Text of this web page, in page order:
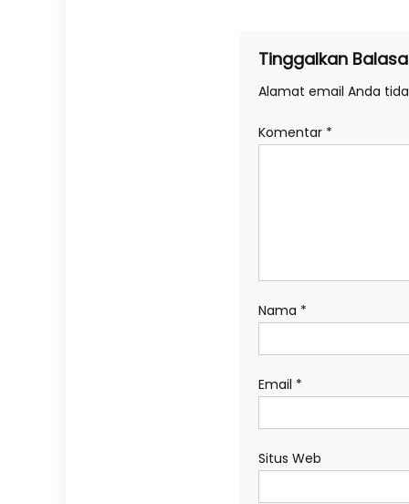
Tinggalkan
Alamat email Anda
Komentar *
Nama *
Email *
Situs Web